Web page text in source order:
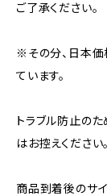
ご了承ください。
※その分、日本
ています。
トラブル防止の
はお控えください。
商品到着後のサ